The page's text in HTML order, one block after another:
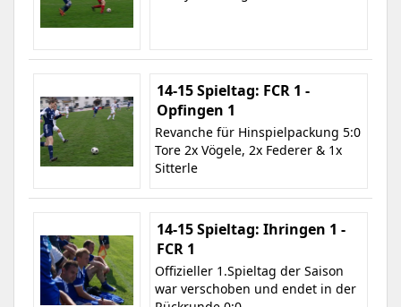
14-15 Spieltag: FCR 1 -
Opfingen 1
Revanche für Hinspielpackung 5:0
Tore 2x Vögele, 2x Federer & 1x
Sitterle
14-15 Spieltag: Ihringen 1 -
FCR 1
Offizieller 1.Spieltag der Saison
war verschoben und endet in der